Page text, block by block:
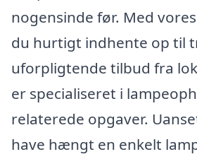
nogensinde før. Med
du hurtigt indhente op til
uforpligtende tilbud fra
er specialiseret i
relaterede opgaver.
have hængt en enkelt